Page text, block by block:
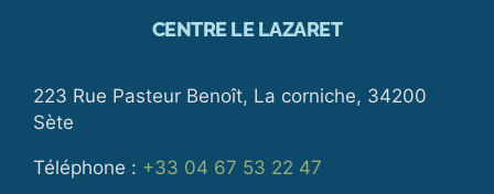
CENTRE LE LAZARET
223 Rue Pasteur Benoît, La corniche, 34200
Sète
Téléphone : +33 04 67 53 22 47